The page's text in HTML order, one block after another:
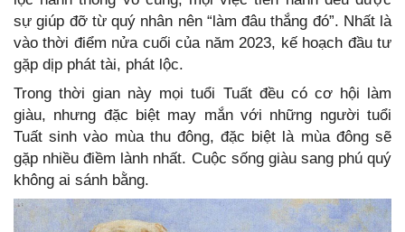
sự giúp đỡ từ quý nhân nên “làm đâu thắng đó”. Nhất là
vào thời điểm nửa cuối của năm 2023, kế hoạch đầu tư
gặp dịp phát tài, phát lộc.
Trong thời gian này mọi tuổi Tuất đều có cơ hội làm
giàu, nhưng đặc biệt may mắn với những người tuổi
Tuất sinh vào mùa thu đông, đặc biệt là mùa đông sẽ
gặp nhiều điềm lành nhất. Cuộc sống giàu sang phú quý
không ai sánh bằng.